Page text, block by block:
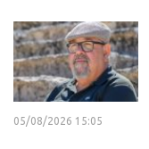
05/08/2026 15:05